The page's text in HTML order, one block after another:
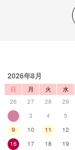
2026年8月
日 月 火 水
26
27 28 29
2
3 4 5
9
10 11 12
16
17 18 19